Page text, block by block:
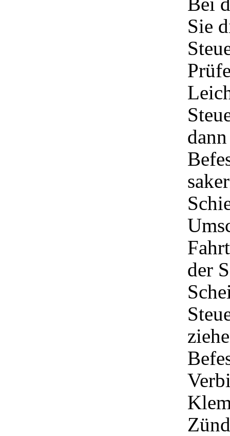
Sie
der